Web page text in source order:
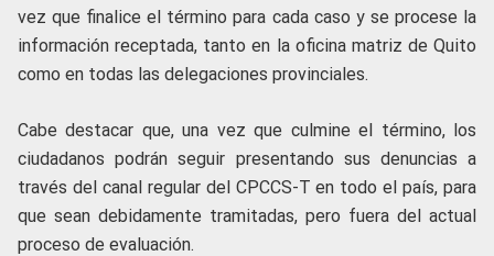
vez que finalice el término para cada caso y se procese la
información receptada, tanto en la oficina matriz de Quito
como en todas las delegaciones provinciales.
Cabe destacar que, una vez que culmine el término, los
ciudadanos podrán seguir presentando sus denuncias a
través del canal regular del CPCCS-T en todo el país, para
que sean debidamente tramitadas, pero fuera del actual
proceso de evaluación.